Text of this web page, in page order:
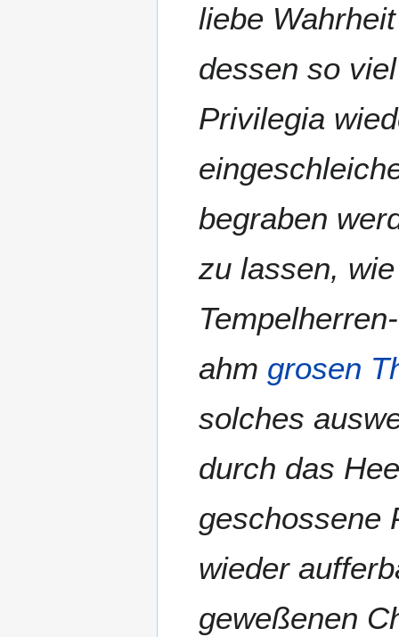
liebe
dessen so
Privilegia
begraben
zu lassen,
ahm grosen
solches
durch das
geschossene
wieder
geweßenen